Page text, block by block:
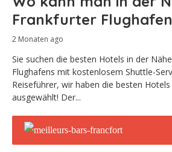
Frankfurter
2 Monaten ago
Sie suchen die besten Hotels in der
Flughafens mit kostenlosem Shuttle-
Reiseführer, wir haben die besten
ausgewählt! Der...